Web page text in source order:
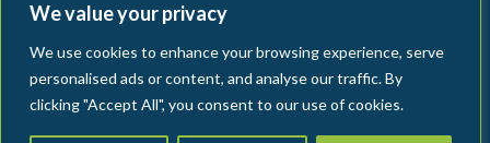
We value your privacy
We use cookies to enhance your browsing experience, serve
personalised ads or content, and analyse our traffic. By
clicking "Accept All", you consent to our use of cookies.
Connecting Food Terms & Conditions
Legal
Privacy Policy